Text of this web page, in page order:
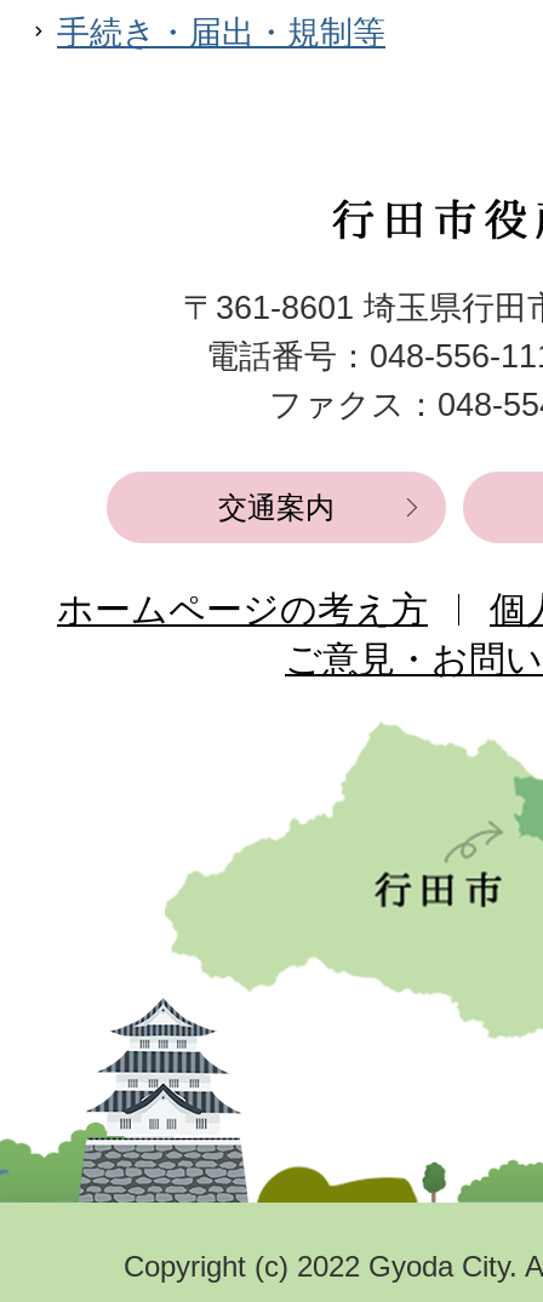
手続き・届出・規制等
行
市
役
所
〒361-8601 埼玉県行田
電話番号：048-556-
ファクス：048-
交通案内
ホームページの考え方
個
ご意見・お問
Copyright (c) 2022 Gyoda City.